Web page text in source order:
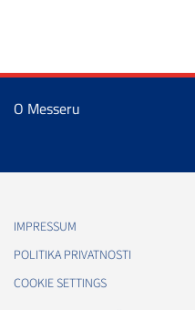
O Messeru
IMPRESSUM
POLITIKA PRIVATNOSTI
COOKIE SETTINGS